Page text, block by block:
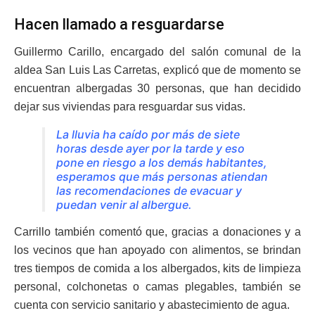
Hacen llamado a resguardarse
Guillermo Carillo, encargado del salón comunal de la
aldea San Luis Las Carretas, explicó que de momento se
encuentran albergadas 30 personas, que han decidido
dejar sus viviendas para resguardar sus vidas.
La lluvia ha caído por más de siete
horas desde ayer por la tarde y eso
pone en riesgo a los demás habitantes,
esperamos que más personas atiendan
las recomendaciones de evacuar y
puedan venir al albergue.
Carrillo también comentó que, gracias a donaciones y a
los vecinos que han apoyado con alimentos, se brindan
tres tiempos de comida a los albergados, kits de limpieza
personal, colchonetas o camas plegables, también se
cuenta con servicio sanitario y abastecimiento de agua.